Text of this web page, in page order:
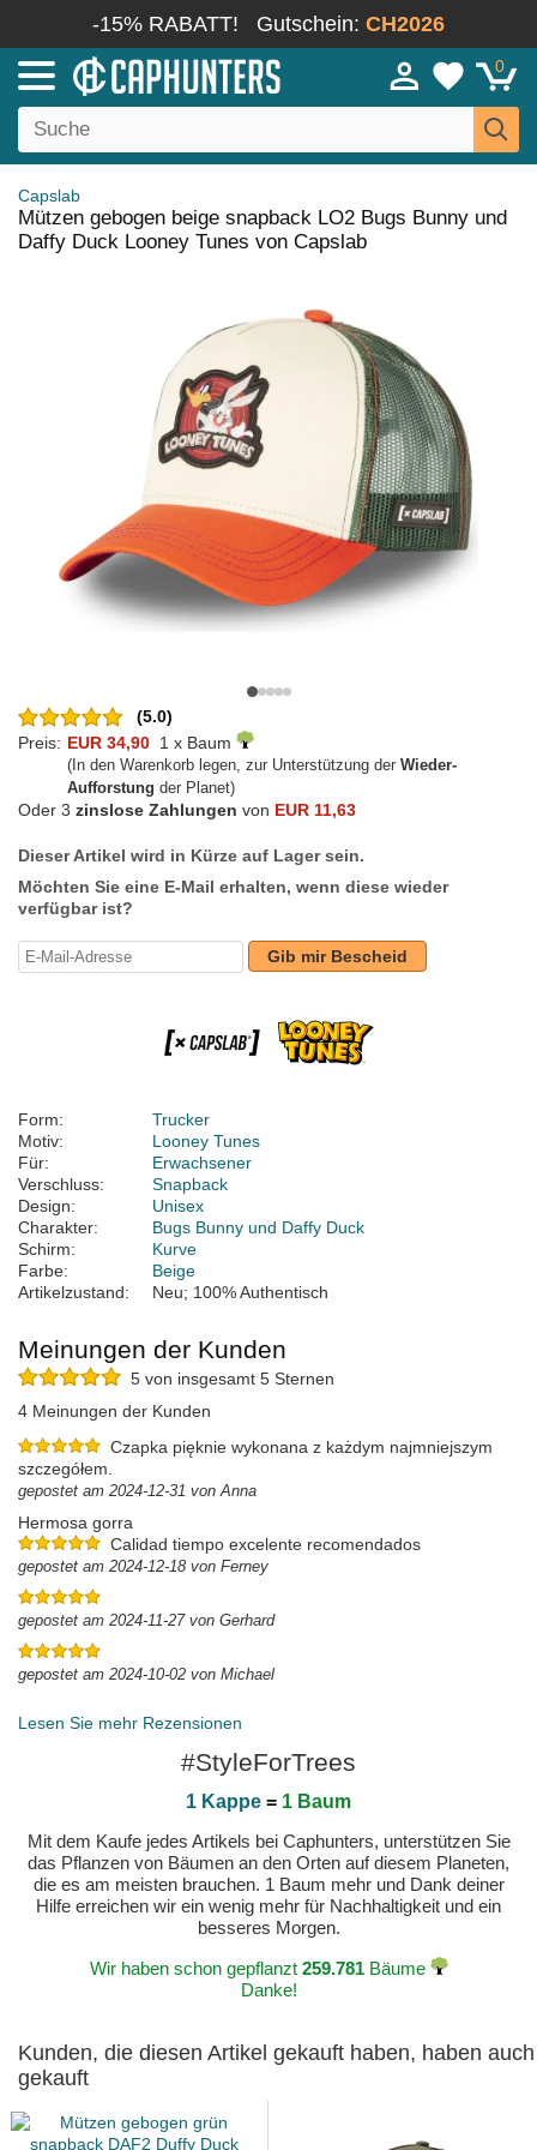
-15% RABATT! Gutschein: CH2026
0
Capslab
Mützen gebogen beige snapback LO2 Bugs Bunny und
Daffy Duck Looney Tunes von Capslab
(5.0)
Preis: EUR 34,90 1 x Baum
(In den Warenkorb legen, zur Unterstützung der Wieder-
Aufforstung der Planet)
Oder 3 zinslose Zahlungen von EUR 11,63
Dieser Artikel wird in Kürze auf Lager sein.
Möchten Sie eine E-Mail erhalten, wenn diese wieder
verfügbar ist?
Gib mir Bescheid
Form:
Trucker
Motiv:
Looney Tunes
Für:
Erwachsener
Verschluss:
Snapback
Design:
Unisex
Charakter:
Bugs Bunny und Daffy Duck
Schirm:
Kurve
Farbe:
Beige
Artikelzustand:
Neu; 100% Authentisch
Meinungen der Kunden
5 von insgesamt 5 Sternen
4 Meinungen der Kunden
Czapka pięknie wykonana z każdym najmniejszym
szczegółem.
gepostet am 2024-12-31 von Anna
Hermosa gorra
Calidad tiempo excelente recomendados
gepostet am 2024-12-18 von Ferney
gepostet am 2024-11-27 von Gerhard
gepostet am 2024-10-02 von Michael
Lesen Sie mehr Rezensionen
#StyleForTrees
1 Kappe = 1 Baum
Mit dem Kaufe jedes Artikels bei Caphunters, unterstützen Sie
das Pflanzen von Bäumen an den Orten auf diesem Planeten,
die es am meisten brauchen. 1 Baum mehr und Dank deiner
Hilfe erreichen wir ein wenig mehr für Nachhaltigkeit und ein
besseres Morgen.
Wir haben schon gepflanzt 259.781Bäume
Danke!
Kunden, die diesen Artikel gekauft haben, haben auch
gekauft